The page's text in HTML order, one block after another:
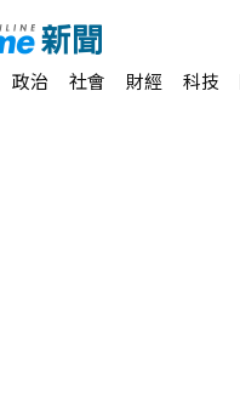
政治 社會 財經 科技